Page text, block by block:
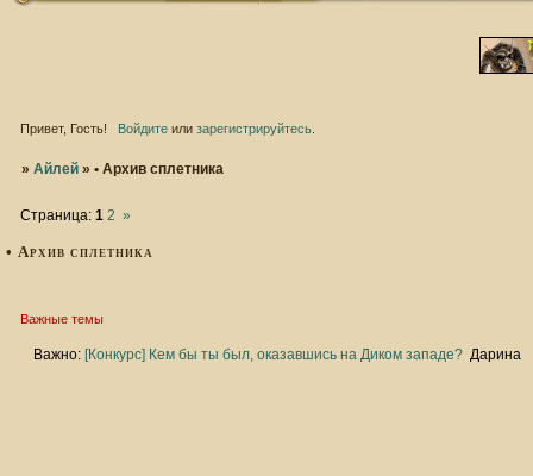
Привет, Гость! Войдитеили зарегистрируйтесь.
»Айлей »• Архив сплетника
• Архив сплетника
Страница:1 2 »
Важные темы
Важно: [Конкурс] Кем бы ты был, оказавшись на Диком западе? Дарина